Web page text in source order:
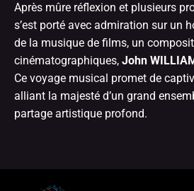
Après mûre réflexion et plusieurs
s’est porté avec admiration sur un
de la musique de films, un
cinématographiques, John
Ce voyage musical promet de
alliant la majesté d’un grand
partage artistique profond.